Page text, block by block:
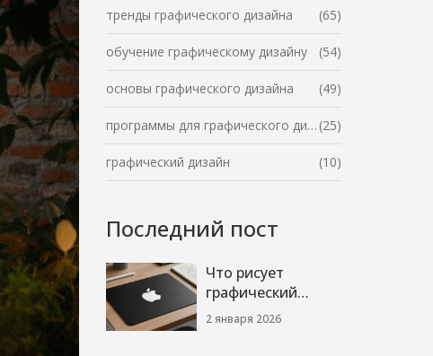
тренды графического дизайна (65)
обучение графическому дизайну (54)
основы графического дизайна (49)
программы для графического дизайна (25)
графический дизайн (10)
Последний пост
Что рисует
графический
дизайнер: от
логотипов до
2 января 2026